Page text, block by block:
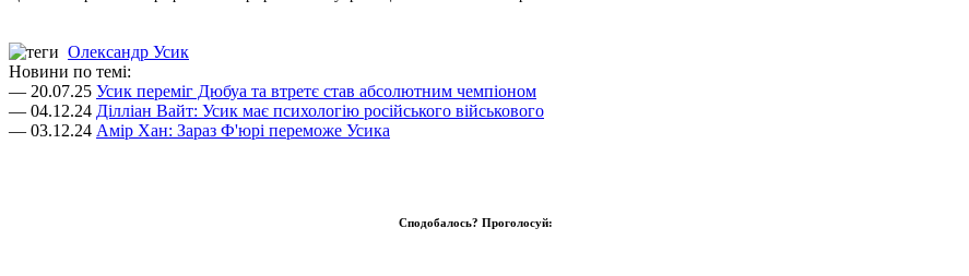
Олександр Усик
Новини по темі:
— 20.07.25 Усик переміг Дюбуа та втретє став абсолютним чемпіоном
— 04.12.24 Ділліан Вайт: Усик має психологію російського військового
— 03.12.24 Амір Хан: Зараз Ф'юрі переможе Усика
Сподобалось? Проголосуй: